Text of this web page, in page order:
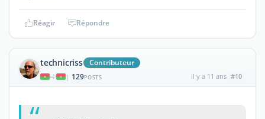
Réagir Répondre
technicriss Contributeur
| 129POSTS il y a 11 ans #10